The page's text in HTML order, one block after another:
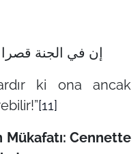
إن في الجنة قصرا
ki ona ancak
[11]
Mükafatı: Cennette